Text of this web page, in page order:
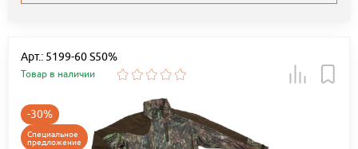
Арт.: 5199-60 S50%
Товар в наличии
-30%
Специальное
предложение